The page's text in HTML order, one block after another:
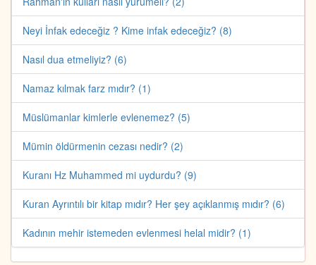
Neyi İnfak edeceğiz ? Kime infak edeceğiz? (8)
Nasıl dua etmeliyiz? (6)
Namaz kılmak farz mıdır? (1)
Müslümanlar kimlerle evlenemez? (5)
Mümin öldürmenin cezası nedir? (2)
Kuranı Hz Muhammed mi uydurdu? (9)
Kuran Ayrıntılı bir kitap mıdır? Her şey açıklanmış mıdır? (6)
Kadının mehir istemeden evlenmesi helal midir? (1)